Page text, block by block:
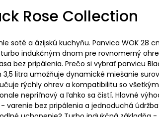
Rose Collection
soté a ázijskú kuchyňu. Panvica WOK 28
indukčným dnom pre rovnomerný
bez pripálenia. Prečo si vybrať panvicu
litra umožňuje dynamické miešanie
rýchly ohrev a kompatibilitu so
nepriľnavý a ľahko sa čistí. Hlavné
varenie bez pripálenia a jednoduchá